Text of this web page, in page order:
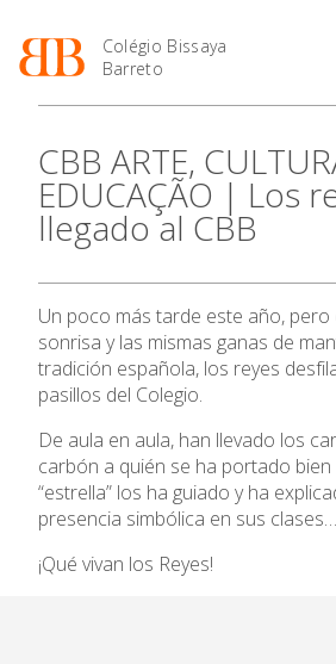
Colégio Bissaya
Barreto
O Colégio
Projeto Educativo
Organização
Colaboradores Docentes
Instalações
Ofertas de emprego
Regulamentos
Jornal “O Coreto”
Privacidade
Oferta
Enriquecimento Curricular
Oferta Curricular
Atividades Extracurriculares
Atividades de Interrupção
Letiva
Academia de LínguasEnsino
Profissionais
Matrículas
Horários e Manuais
Termalismo
Curso de Técnico/a de Apoio
à Família e à Comunidade
Ofertas de Emprego
Ano
2027
Calendários
Portal do Professor
de Educação
SIGE
Secretariado de Exames
Admissão
Informações
CBB ARTE,
EDUCAÇÃO | Los
llegado al CBB
Un poco más tarde este año, pero
sonrisa y las mismas ganas de
tradición española, los reyes
pasillos del Colegio.
De aula en aula, han llevado los
carbón a quién se ha portado
“estrella” los ha guiado y ha
presencia simbólica en sus clases…
¡Qué vivan los Reyes!